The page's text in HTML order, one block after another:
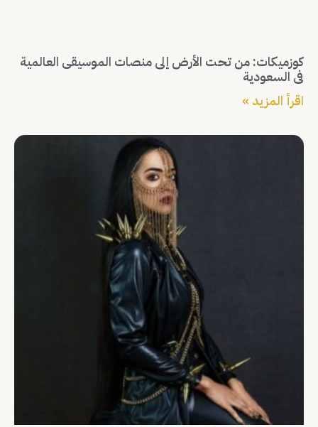
كوزميكات: من تحت الأرض إلى منصات الموسيقى العالمية
في السعودية
اقرأ المزيد »